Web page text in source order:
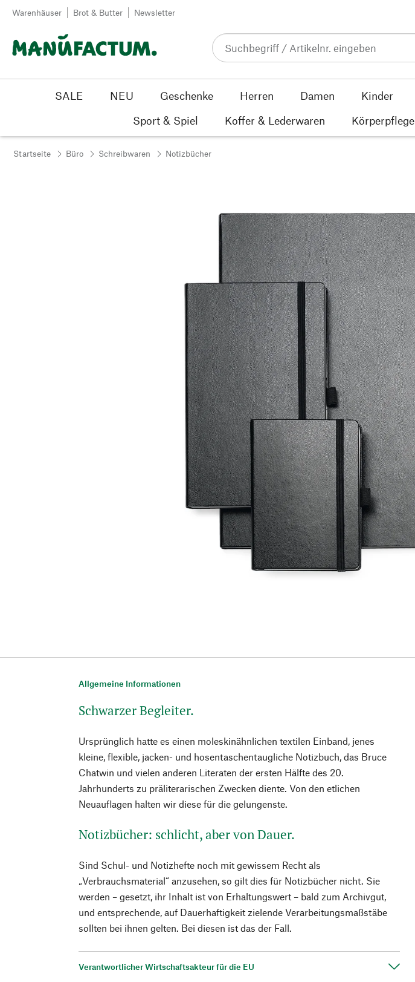
Zum Inhalt springen
Warenhäuser Brot & Butter Newsletter
SALE NEU Geschenke Herren Damen Kinder
Sport & Spiel
Koffer & Lederwaren Körperpflege
Startseite Büro Schreibwaren Notizbücher
Allgemeine Informationen
Schwarzer Begleiter.
Ursprünglich hatte es einen moleskinähnlichen textilen Einband, jenes
kleine, flexible, jacken- und hosentaschentaugliche Notizbuch, das Bruce
Chatwin und vielen anderen Literaten der ersten Hälfte des 20.
Jahrhunderts zu präliterarischen Zwecken diente. Von den etlichen
Neuauflagen halten wir diese für die gelungenste.
Notizbücher: schlicht, aber von Dauer.
Sind Schul- und Notizhefte noch mit gewissem Recht als
„Verbrauchsmaterial“ anzusehen, so gilt dies für Notizbücher nicht. Sie
werden – gesetzt, ihr Inhalt ist von Erhaltungswert – bald zum Archivgut,
und entsprechende, auf Dauerhaftigkeit zielende Verarbeitungsmaßstäbe
sollten bei ihnen gelten. Bei diesen ist das der Fall.
Verantwortlicher Wirtschaftsakteur für die EU